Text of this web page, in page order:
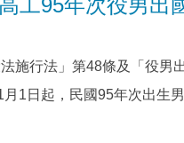
工95年次役男出
施行法」第48條及「役男
月1日起，民國95年次出生